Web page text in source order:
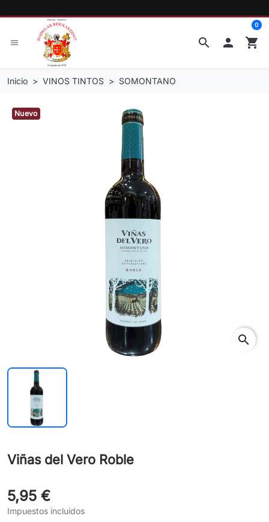
search
menu  shopping_cart
0
Inicio VINOS TINTOS SOMONTANO
Nuevo
search
Viñas del Vero Roble
5,95 €
Impuestos incluidos